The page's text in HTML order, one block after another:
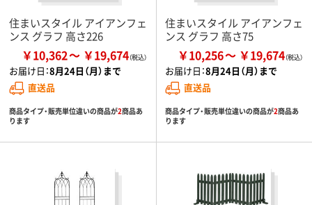
住まいスタイル アイアンフェ
ンス グラフ 高さ226
￥10,362 ￥19,674
お届け日：8月24日（月）まで
直送品
商品タイプ・販売単位違いの商品が2商品あ
ります
住まいスタイル アイアンフェ
ンス グラフ 高さ75
￥10,256 ￥19,674
お届け日：8月24日（月）まで
直送品
商品タイプ・販売単位違いの商品が2商品あ
ります